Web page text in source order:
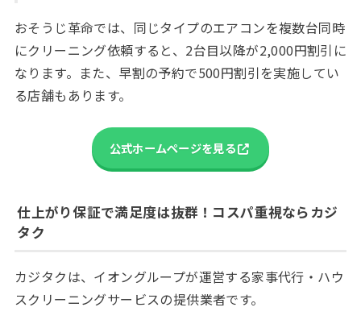
おそうじ革命では、同じタイプのエアコンを複数台同時
にクリーニング依頼すると、2台目以降が2,000円割引に
なります。また、早割の予約で500円割引を実施してい
る店舗もあります。
公式ホームページを見る
仕上がり保証で満足度は抜群！コスパ重視ならカジ
タク
カジタクは、イオングループが運営する家事代行・ハウ
スクリーニングサービスの提供業者です。